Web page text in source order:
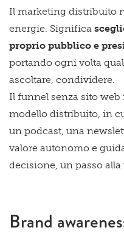
Il marketing distribuito
energie. Significa
proprio pubblico e
portando ogni volta
ascoltare, condividere.
Il funnel senza sito web
modello distribuito, in
un podcast, una
valore autonomo e
decisione, un passo alla
Brand